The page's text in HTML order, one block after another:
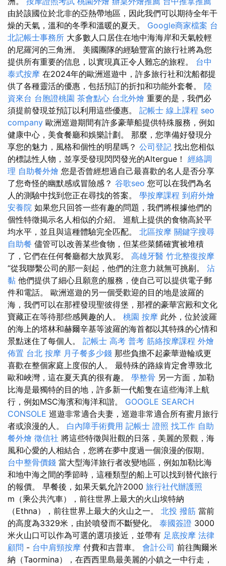
由於該國位於北非的亞熱帶地區，因此我們可以期待全年干
燥的天氣，溫和的冬季和溫暖的夏天。 Google商家檔案 台
北記帳士事務所 大多數人口居住在地中海海岸和天氣較輕
的尼羅河的三角洲。 美國團隊的經驗豐富的旅行社將為您
提供所有重要的信息，以實現真正令人難忘的旅程。 台中
泰式按摩 在2024年的歐洲巡遊中，許多旅行社和沈船都提
供了各種靈活的優惠，包括預訂的折扣和功能外套餐。 陸
資來台 台胞證桃園 茶會點心 台北外燴 重要的是，我們必
須提前發現並預訂以利用這些優惠。 記帳士 線上課程 seo
company 歐洲巡遊期間有許多豪華船提供特殊服務，例如
健康中心，美食餐廳和娛樂計劃。 那麼，您準備好發現分
享您的魅力，風格和個性的明星嗎？ 公司登記 找出您相似
的標誌性人物，並享受發現閃閃發光的Altergue！ 經絡調
理 自助餐外燴 您是否曾經想過自己最喜歡的名人是否分享
了您奇怪的幽默感或冒險感？ 谷歌seo 您可以在我們為名
人的測驗中找到您正在尋找的答案。 學按摩課程 到府外燴
安養院 如果您只回答一些有趣的問題，我們將根據他們的
個性特徵揭示名人相似的介紹。 巡航上提供的食物高於平
均水平，並且與這種體驗完全匹配。 北區按摩 關鍵字搜尋
自助餐 儘管可以改善某些食物，但某些菜餚確實被堆積
了，它們在任何餐廳都大放異彩。 高雄牙醫 竹北整復按摩
“從我聯繫公司的那一刻起，他們的注意力就無可挑剔。 沾
黏 他們提供了細心且願意的服務，使自己可以提供電子郵
件和電話。 歐洲巡遊的另一個受歡迎的目的地是波羅的
海，我們可以在那裡發現聖彼得堡，那裡的豪華宮殿和文化
寶藏正在等待那些感興趣的人。 桃園 按摩 此外，位於波羅
的海上的塔林和赫爾辛基等波羅的海首都以其特殊的心情和
景點迷住了每個人。 記帳士 高考 普考 筋絡按摩課程 外燴
佈置 台北 按摩 月子餐多少錢 那些負擔不起豪華遊輪或更
喜歡在整個家庭上度假的人。 最特殊的路線肯定會導致北
歐和峽灣，這在夏天真的很有趣。 學整骨 另一方面，加勒
比海是最獨特的目的地，許多新一代船隻在這些海洋上航
行，例如MSC海濱和海洋和諧。 GOOGLE SEARCH
CONSOLE 巡遊非常適合夫妻，巡遊非常適合所有蜜月旅行
者或浪漫的人。 白內障手術費用 記帳士 證照 找工作 自助
餐外燴 徵信社 將這些特徵與壯觀的日落，美麗的景觀，海
風和心愛的人相結合，您將在夢中度過一個浪漫的假期。
台中整骨價錢 當大型海洋旅行者改變地區，例如加勒比海
和地中海之間的季節時，這種類型的船上可以找到替代旅行
的報價。 早餐後，如果天氣允許2000 旅行社代辦護照
m（乘公共汽車），前往世界上最大的火山埃特納
（Ethna），前往世界上最大的火山之一。 北投 撥筋 當前
的高度為3329米，由於噴發而不斷變化。 泰國簽證 3000
米火山口可以作為可選的選項接近，並帶有 足底按摩 法律
顧問 - 台中肩頸按摩 付費和吉普車。 會計公司 前往陶爾米
納（Taormina），在西西里島最美麗的小鎮之一中行走，